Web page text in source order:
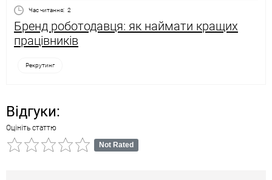
Час читання: 2
Бренд роботодавця: як наймати кращих
працівників
Рекрутинг
Відгуки:
Оцініть статтю
Not Rated